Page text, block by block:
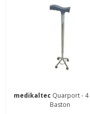
medikaltec Quarport - 4
Baston